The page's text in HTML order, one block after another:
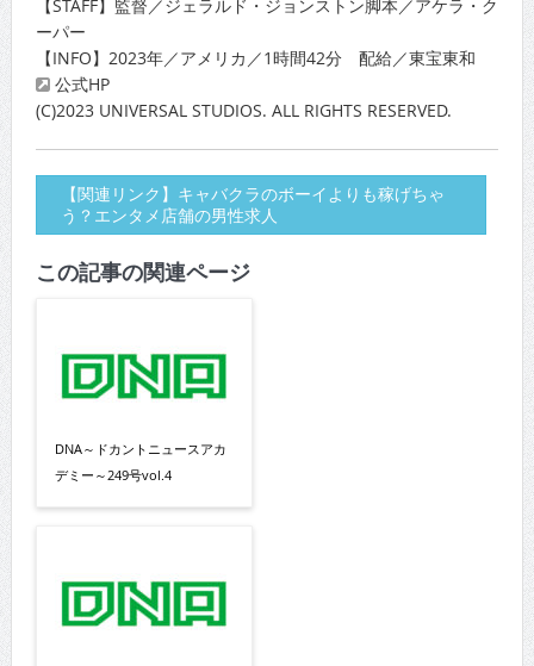
【STAFF】監督／ジェラルド・ジョンストン脚本／アケラ・ク
ーパー
【INFO】2023年／アメリカ／1時間42分 配給／東宝東和
公式HP
(C)2023 UNIVERSAL STUDIOS. ALL RIGHTS RESERVED.
【関連リンク】キャバクラのボーイよりも稼げちゃ
う？エンタメ店舗の男性求人
この記事の関連ページ
DNA～ドカントニュースアカ
デミー～249号vol.4